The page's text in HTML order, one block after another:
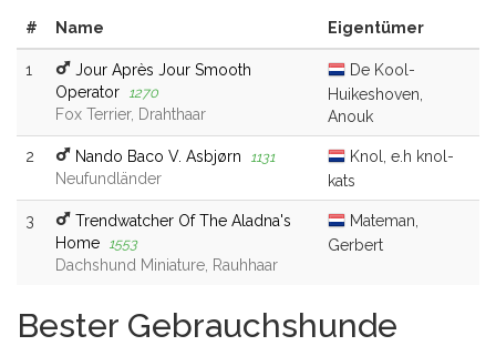
# Name Eigentümer
1
Jour Après Jour Smooth
Operator 1270
Fox Terrier, Drahthaar
De Kool-
Huikeshoven,
Anouk
2 Nando Baco V. Asbjørn 1131
Neufundländer
Knol, e.h knol-
kats
3
Trendwatcher Of The Aladna's
Home 1553
Dachshund Miniature, Rauhhaar
Mateman,
Gerbert
Bester Gebrauchshunde